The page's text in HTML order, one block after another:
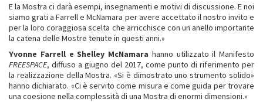
E la Mostra ci darà esempi, insegnamenti e motivi di discussione. E noi
siamo grati a Farrell e McNamara per avere accettato il nostro invito e
per la loro coraggiosa scelta che arricchisce con un anello importante
la catena delle Mostre tenute in questi anni.»
Yvonne Farrell e Shelley McNamara hanno utilizzato il Manifesto
FREESPACE, diffuso a giugno del 2017, come punto di riferimento per
la realizzazione della Mostra. «Si è dimostrato uno strumento solido»
hanno dichiarato. «Ci è servito come misura e come guida per trovare
una coesione nella complessità di una Mostra di enormi dimensioni.»